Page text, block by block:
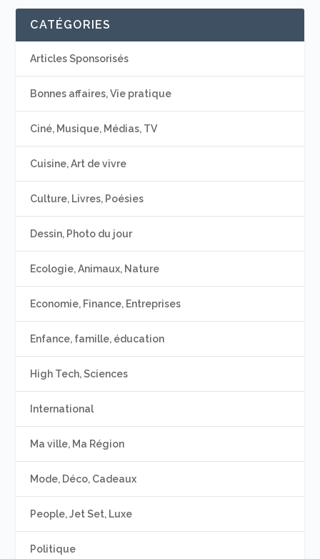
CATÉGORIES
Articles Sponsorisés
Bonnes affaires, Vie pratique
Ciné, Musique, Médias, TV
Cuisine, Art de vivre
Culture, Livres, Poésies
Dessin, Photo du jour
Ecologie, Animaux, Nature
Economie, Finance, Entreprises
Enfance, famille, éducation
High Tech, Sciences
International
Ma ville, Ma Région
Mode, Déco, Cadeaux
People, Jet Set, Luxe
Politique